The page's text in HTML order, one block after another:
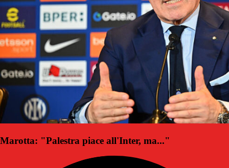
Marotta: "Palestra piace all'Inter, ma..."